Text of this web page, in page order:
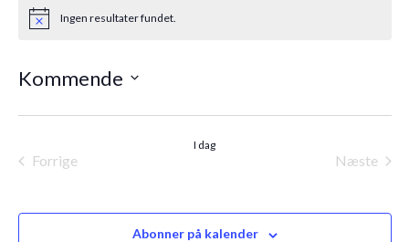
NoticeIngen resultater fundet.
Kommende
Vælg
Forrige
I dag
Næste
Abonner på kalender